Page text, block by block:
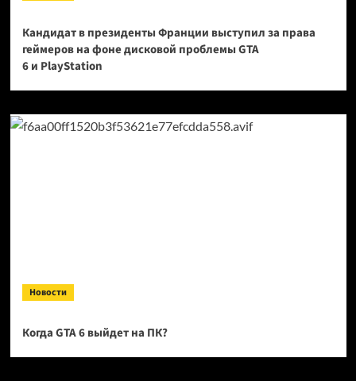
Кандидат в президенты Франции выступил за права
геймеров на фоне дисковой проблемы GTA
6 и PlayStation
Новости
Когда GTA 6 выйдет на ПК?